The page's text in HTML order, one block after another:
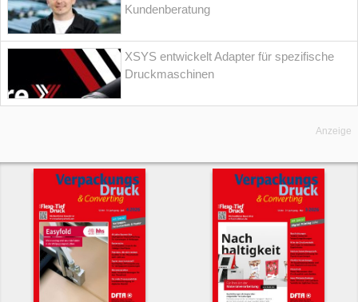
Kundenberatung
XSYS entwickelt Adapter für spezifische
Druckmaschinen
Anzeige